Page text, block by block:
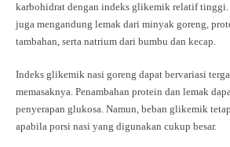
karbohidrat dengan indeks glikemik relatif tinggi.
juga mengandung lemak dari minyak goreng,
tambahan, serta natrium dari bumbu dan kecap.
Indeks glikemik nasi goreng dapat bervariasi
memasaknya. Penambahan protein dan lemak
penyerapan glukosa. Namun, beban glikemik
apabila porsi nasi yang digunakan cukup besar.